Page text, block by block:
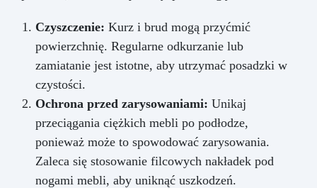
Czyszczenie: Kurz i brud mogą przyćmić
powierzchnię. Regularne odkurzanie lub
zamiatanie jest istotne, aby utrzymać posadzki w
czystości.
Ochrona przed zarysowaniami: Unikaj
przeciągania ciężkich mebli po podłodze,
ponieważ może to spowodować zarysowania.
Zaleca się stosowanie filcowych nakładek pod
nogami mebli, aby uniknąć uszkodzeń.